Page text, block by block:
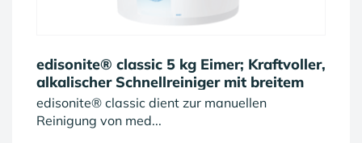
edisonite® classic 5 kg Eimer; Kraftvoller,
alkalischer Schnellreiniger mit breitem
Anwendungsspektrum zur manuellen
Aufbereitung.
edisonite® classic dient zur manuellen
Reinigung von med...